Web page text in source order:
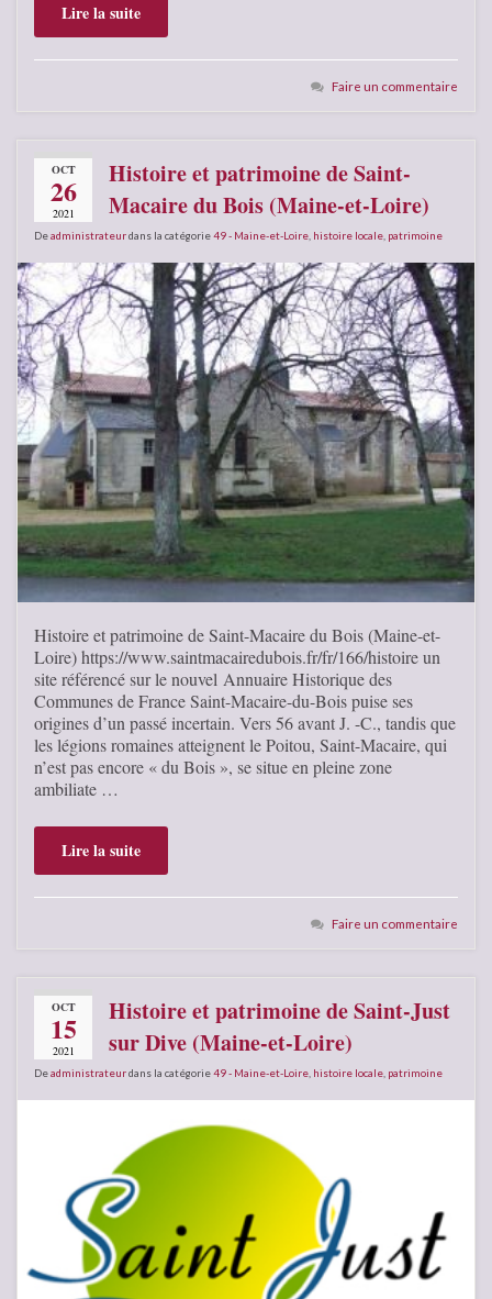
Lire la suite
Faire un commentaire
OCT
26
2021
Histoire et patrimoine de Saint-
Macaire du Bois (Maine-et-Loire)
Deadministrateurdans la catégorie49 - Maine-et-Loire histoire locale patrimoine
Histoire et patrimoine de Saint-Macaire du Bois (Maine-et-
Loire) https://www.saintmacairedubois.fr/fr/166/histoire un
site référencé sur le nouvel Annuaire Historique des
Communes de France Saint-Macaire-du-Bois puise ses
origines d’un passé incertain. Vers 56 avant J. -C., tandis que
les légions romaines atteignent le Poitou, Saint-Macaire, qui
n’est pas encore « du Bois », se situe en pleine zone
ambiliate …
Lire la suite
Faire un commentaire
OCT
15
2021
Histoire et patrimoine de Saint-Just
sur Dive (Maine-et-Loire)
Deadministrateurdans la catégorie49 - Maine-et-Loire histoire locale patrimoine